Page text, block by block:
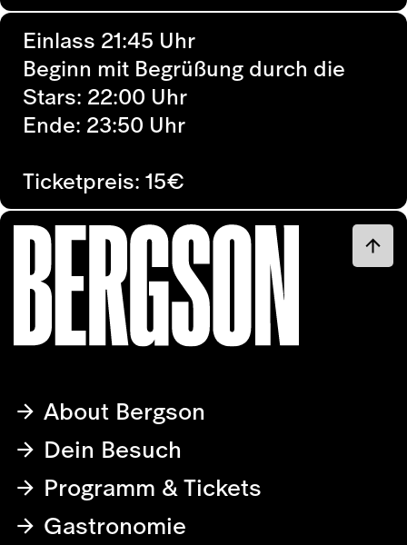
Einlass 21:45 Uhr
Beginn mit Begrüßung durch die
Stars: 22:00 Uhr
Ende: 23:50 Uhr
Ticketpreis: 15€
About Bergson
Dein Besuch
Programm & Tickets
Gastronomie